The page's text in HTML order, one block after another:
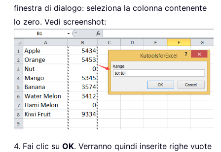
finestra di dialogo: seleziona la colonna contenente
lo zero. Vedi screenshot:
4. Fai clic su OK. Verranno quindi inserite righe vuote